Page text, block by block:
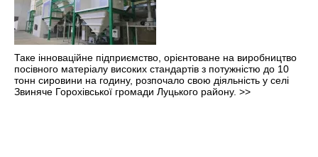
Таке інноваційне підприємство, орієнтоване на виробництво
посівного матеріалу високих стандартів з потужністю до 10
тонн сировини на годину, розпочало свою діяльність у селі
Звиняче Горохівської громади Луцького району. >>